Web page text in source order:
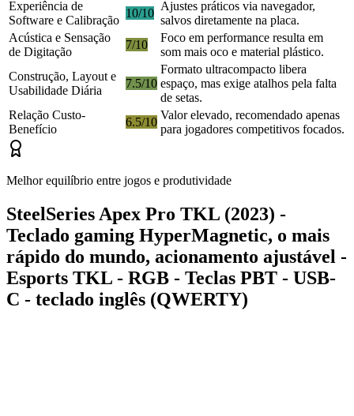
Experiência de
Software e Calibração
10/10
Ajustes práticos via navegador,
salvos diretamente na placa.
Acústica e Sensação
de Digitação
7/10
Foco em performance resulta em
som mais oco e material plástico.
Construção, Layout e
Usabilidade Diária
7.5/10
Formato ultracompacto libera
espaço, mas exige atalhos pela falta
de setas.
Relação Custo-
Benefício
6.5/10
Valor elevado, recomendado apenas
para jogadores competitivos focados.
Melhor equilíbrio entre jogos e produtividade
SteelSeries Apex Pro TKL (2023) -
Teclado gaming HyperMagnetic, o mais
rápido do mundo, acionamento ajustável -
Esports TKL - RGB - Teclas PBT - USB-
C - teclado inglês (QWERTY)